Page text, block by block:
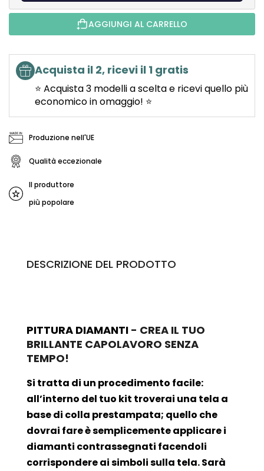
AGGIUNGI AL CARRELLO
Acquista il 2, ricevi il 1 gratis
⭐ Acquista 3 modelli a scelta e ricevi quello più
economico in omaggio! ⭐
Produzione nell'UE
Qualità eccezionale
Il produttore
più popolare
DESCRIZIONE DEL PRODOTTO
PITTURA DIAMANTI - CREA IL TUO
BRILLANTE CAPOLAVORO SENZA
TEMPO!
Si tratta di un procedimento facile:
all’interno del tuo kit troverai una tela a
base di colla prestampata; quello che
dovrai fare è semplicemente applicare i
diamanti contrassegnati facendoli
corrispondere ai simboli sulla tela. Sarà